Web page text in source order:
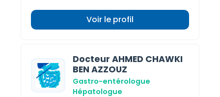
Voir le profil
Docteur AHMED CHAWKI
BEN AZZOUZ
Gastro-entérologue
Hépatologue